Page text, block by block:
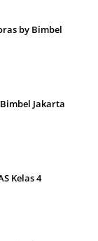
by Bimbel
Jakarta
Kelas 4